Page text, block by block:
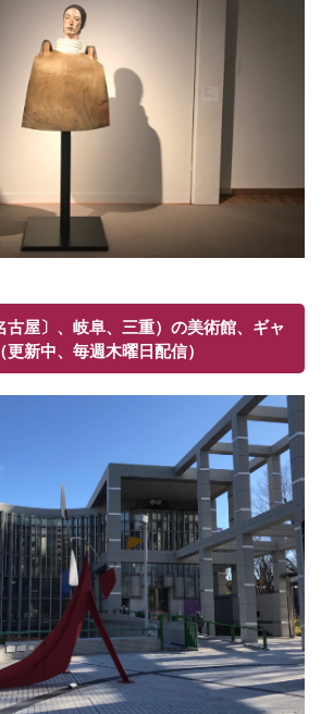
古屋〕、岐阜、三重）の美術館、ギャ
新中、毎週木曜日配信）